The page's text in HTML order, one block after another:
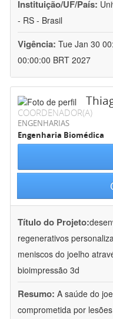
Instituição/UF/País:
- RS - Brasil
Vigência: Tue Jan 30
00:00:00 BRT 2027
COORDENADOR(A)
ENGENHARIAS
Engenharia Biomédica
Título do Projeto:
regenerativos
meniscos do joelho
bioimpressão 3d
Resumo: A saúde do
comprometida por